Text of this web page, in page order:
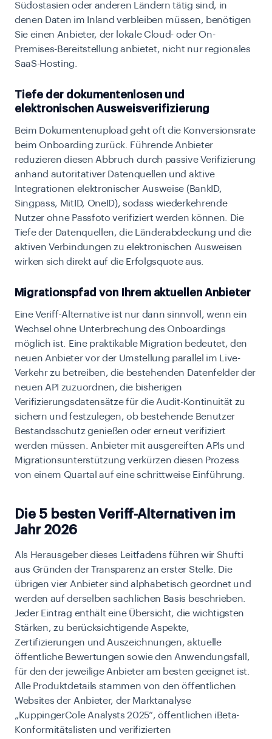
Südostasien oder anderen Ländern tätig sind, in
denen Daten im Inland verbleiben müssen, benötigen
Sie einen Anbieter, der lokale Cloud- oder On-
Premises-Bereitstellung anbietet, nicht nur regionales
SaaS-Hosting.
Tiefe der dokumentenlosen und
elektronischen Ausweisverifizierung
Beim Dokumentenupload geht oft die Konversionsrate
beim Onboarding zurück. Führende Anbieter
reduzieren diesen Abbruch durch passive Verifizierung
anhand autoritativer Datenquellen und aktive
Integrationen elektronischer Ausweise (BankID,
Singpass, MitID, OneID), sodass wiederkehrende
Nutzer ohne Passfoto verifiziert werden können. Die
Tiefe der Datenquellen, die Länderabdeckung und die
aktiven Verbindungen zu elektronischen Ausweisen
wirken sich direkt auf die Erfolgsquote aus.
Migrationspfad von Ihrem aktuellen Anbieter
Eine Veriff-Alternative ist nur dann sinnvoll, wenn ein
Wechsel ohne Unterbrechung des Onboardings
möglich ist. Eine praktikable Migration bedeutet, den
neuen Anbieter vor der Umstellung parallel im Live-
Verkehr zu betreiben, die bestehenden Datenfelder der
neuen API zuzuordnen, die bisherigen
Verifizierungsdatensätze für die Audit-Kontinuität zu
sichern und festzulegen, ob bestehende Benutzer
Bestandsschutz genießen oder erneut verifiziert
werden müssen. Anbieter mit ausgereiften APIs und
Migrationsunterstützung verkürzen diesen Prozess
von einem Quartal auf eine schrittweise Einführung.
Die 5 besten Veriff-Alternativen im
Jahr 2026
Als Herausgeber dieses Leitfadens führen wir Shufti
aus Gründen der Transparenz an erster Stelle. Die
übrigen vier Anbieter sind alphabetisch geordnet und
werden auf derselben sachlichen Basis beschrieben.
Jeder Eintrag enthält eine Übersicht, die wichtigsten
Stärken, zu berücksichtigende Aspekte,
Zertifizierungen und Auszeichnungen, aktuelle
öffentliche Bewertungen sowie den Anwendungsfall,
für den der jeweilige Anbieter am besten geeignet ist.
Alle Produktdetails stammen von den öffentlichen
Websites der Anbieter, der Marktanalyse
„KuppingerCole Analysts 2025“, öffentlichen iBeta-
Konformitätslisten und verifizierten